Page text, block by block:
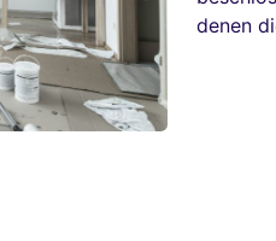
denen